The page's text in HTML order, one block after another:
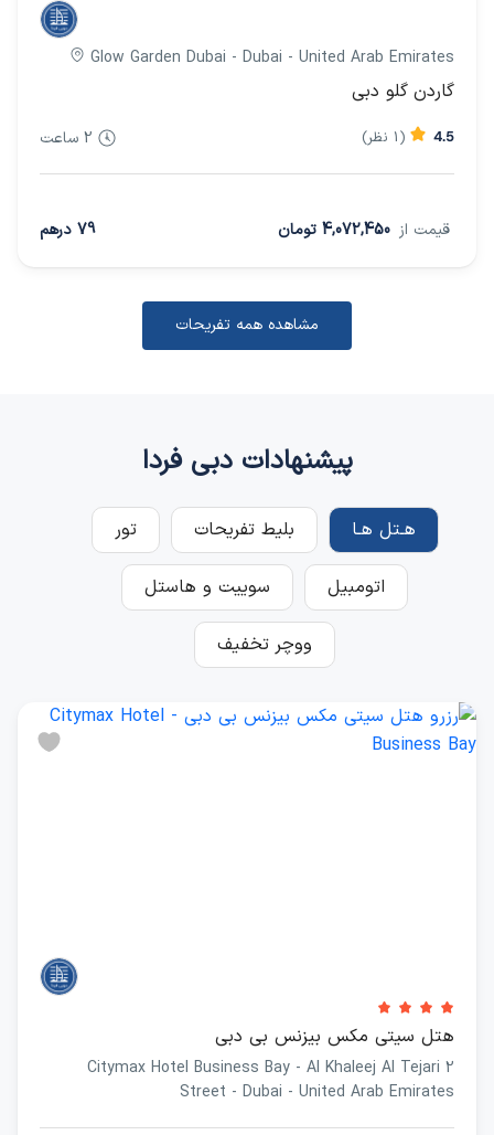
Glow Garden Dubai - Dubai - United Arab Emirates
گاردن گلو دبی
4.5 (1 نظر)
قیمت از 4,072,450 تومان 79 درهم
2 ساعت
مشاهده همه تفریحات
پیشنهادات دبی فردا
هـتل هـا بلیط تفریحات تور
اتومبیل سوییت و هاستل
ووچر تخفیف
هتل سیتی مکس بیزنس بی دبی
Citymax Hotel Business Bay - Al Khaleej Al Tejari 2
Street - Dubai - United Arab Emirates